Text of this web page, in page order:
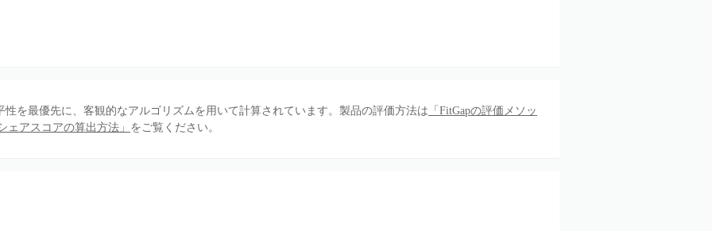
性を最優先に、客観的なアルゴリズムを用いて計算されています。製品の評価方法は 「FitGapの評価メソッ
シェアスコアの算出方法」 をご覧ください。